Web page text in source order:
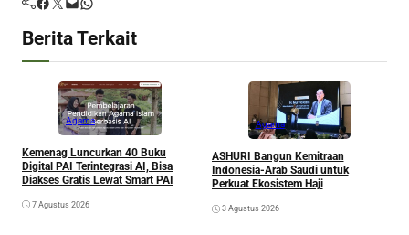
Berita Terkait
Agama
Kemenag Luncurkan 40 Buku
Digital PAI Terintegrasi AI, Bisa
Diakses Gratis Lewat Smart PAI
7 Agustus 2026
Agama
ASHURI Bangun Kemitraan
Indonesia-Arab Saudi untuk
Perkuat Ekosistem Haji
3 Agustus 2026